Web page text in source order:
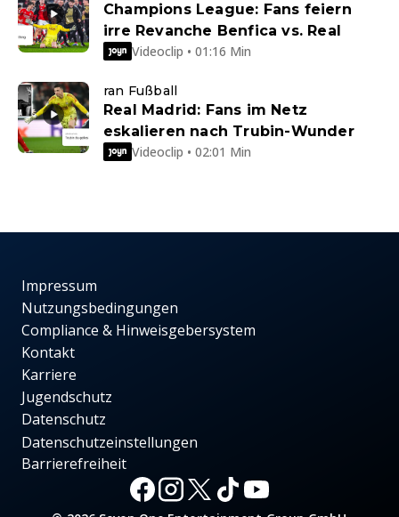
Champions League: Fans feiern
irre Revanche Benfica vs. Real
Videoclip • 01:16 Min
ran Fußball
Real Madrid: Fans im Netz
eskalieren nach Trubin-Wunder
Videoclip • 02:01 Min
Impressum
Nutzungsbedingungen
Compliance & Hinweisgebersystem
Kontakt
Karriere
Jugendschutz
Datenschutz
Datenschutzeinstellungen
Barrierefreiheit